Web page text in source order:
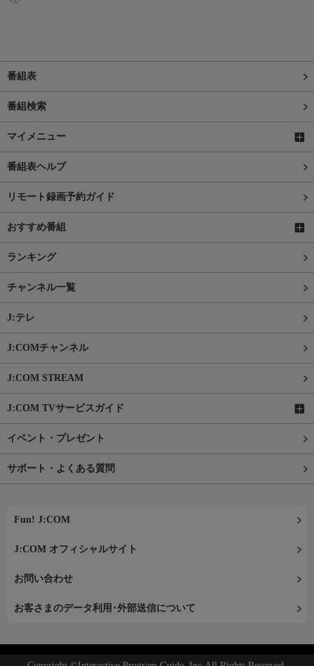
番組表
番組検索
マイメニュー
番組表ヘルプ
リモート録画予約ガイド
おすすめ番組
ランキング
チャンネル一覧
J:テレ
J:COMチャンネル
J:COM STREAM
J:COM TVサービスガイド
イベント・プレゼント
サポート・よくある質問
Fun! J:COM
J:COM オフィシャルサイト
お問い合わせ
お客さまのデータ利用･外部送信について